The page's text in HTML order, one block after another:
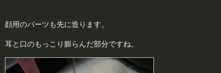
顔用のパーツも先に造ります。
耳と口のもっこり膨らんだ部分ですね。